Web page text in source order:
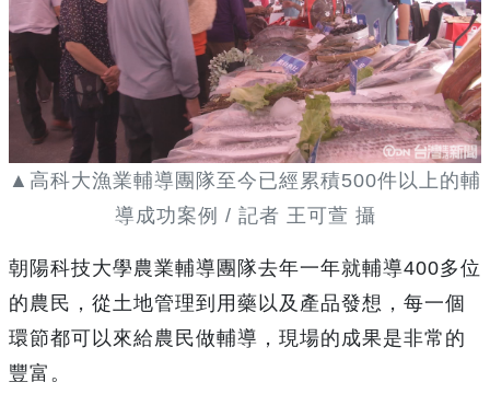
▲高科大漁業輔導團隊至今已經累積500件以上的輔
導成功案例 / 記者 王可萱 攝
朝陽科技大學農業輔導團隊去年一年就輔導400多位
的農民，從土地管理到用藥以及產品發想，每一個
環節都可以來給農民做輔導，現場的成果是非常的
豐富。